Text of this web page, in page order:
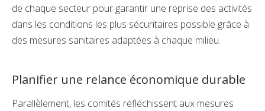
de chaque secteur pour garantir une reprise des activités
dans les conditions les plus sécuritaires possible grâce à
des mesures sanitaires adaptées à chaque milieu.
Planifier une relance économique durable
Parallèlement, les comités réfléchissent aux mesures